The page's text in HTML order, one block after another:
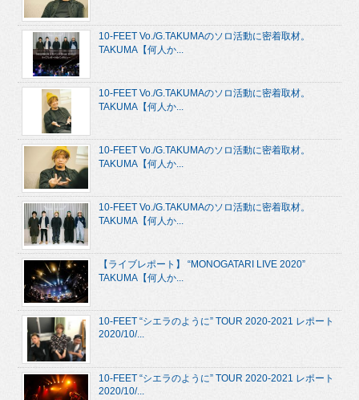
10-FEET Vo./G.TAKUMAのソロ活動に密着取材。
TAKUMA【何人か...
10-FEET Vo./G.TAKUMAのソロ活動に密着取材。
TAKUMA【何人か...
10-FEET Vo./G.TAKUMAのソロ活動に密着取材。
TAKUMA【何人か...
10-FEET Vo./G.TAKUMAのソロ活動に密着取材。
TAKUMA【何人か...
【ライブレポート】 “MONOGATARI LIVE 2020”
TAKUMA【何人か...
10-FEET “シエラのように” TOUR 2020-2021 レポート
2020/10/...
10-FEET “シエラのように” TOUR 2020-2021 レポート
2020/10/...